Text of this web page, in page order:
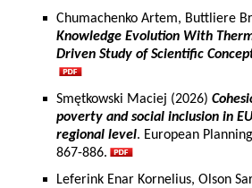
Chumachenko Artem, Buttliere
Knowledge Evolution With
Driven Study of Scientific
Smętkowski Maciej (2026)
poverty and social inclusion in
regional level. European
867-886.
Leferink Enar Kornelius, Olson